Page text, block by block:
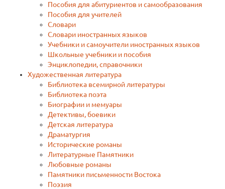
Пособия для абитуриентов и самообразования
Пособия для учителей
Словари
Словари иностранных языков
Учебники и самоучители иностранных языков
Школьные учебники и пособия
Энциклопедии, справочники
Художественная литература
Библиотека всемирной литературы
Библиотека поэта
Биографии и мемуары
Детективы, боевики
Детская литература
Драматургия
Исторические романы
Литературные Памятники
Любовные романы
Памятники письменности Востока
Поэзия